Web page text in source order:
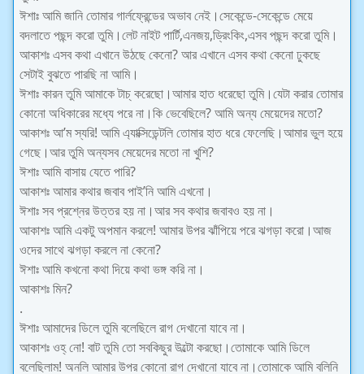
ঈশাঃ আমি জানি তোমার গার্লফ্রেন্ডের অভাব নেই।সেকেন্ডে-সেকেন্ডে মেয়ে
বদলাতে পছন্দ করো তুমি।লেট নাইট পার্টি,এনজয়,ড্রিংকিং,এসব পছন্দ করো তুমি।
আকাশঃ এসব কথা এখানে উঠছে কেনো? আর এখানে এসব কথা কেনো ঢুকছে
সেটাই বুঝতে পারছি না আমি।
ঈশাঃ কারন তুমি আমাকে টাচ্ করেছো।আমার হাত ধরেছো তুমি।যেটা করার তোমার
কোনো অধিকারের মধ্যে পরে না।কি ভেবেছিলে? আমি অন্য মেয়েদের মতো?
আকাশঃ আ’ম স্যরি! আমি এ্যাক্সিডেন্টলি তোমার হাত ধরে ফেলেছি।আমার ভুল হয়ে
গেছে।আর তুমি অন্যসব মেয়েদের মতো না খুশি?
ঈশাঃ আমি বাসায় যেতে পারি?
আকাশঃ আমার কথার জবাব পাই’নি আমি এখনো।
ঈশাঃ সব প্রশ্নের উত্তর হয় না।আর সব কথার জবাবও হয় না।
আকাশঃ আমি একটু অপমান করলে! আমার উপর ঝাঁপিয়ে পরে ঝগড়া করো।আজ
ওদের সাথে ঝগড়া করলে না কেনো?
ঈশাঃ আমি কখনো কথা দিয়ে কথা ভঙ্গ করি না।
আকাশঃ মিন?
.
ঈশাঃ আমাদের ডিলে তুমি বলেছিলে রাগ দেখানো যাবে না।
আকাশঃ ওহ্ নো! বাট তুমি তো সবকিছুর উল্টো করছো।তোমাকে আমি ডিলে
বলেছিলাম! অনলি আমার উপর কোনো রাগ দেখানো যাবে না।তোমাকে আমি বলিনি